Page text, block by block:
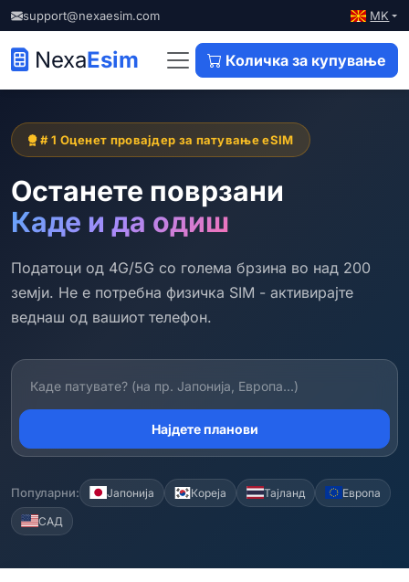
support@nexaesim.com MK
NexaEsim Количка за купување
# 1 Оценет провајдер за патување eSIM
Останете поврзани
Каде и да одиш
Податоци од 4G/5G со голема брзина во над 200
земји. Не е потребна физичка SIM - активирајте
веднаш од вашиот телефон.
Најдете планови
Популарни: Јапонија Кореја Тајланд Европа
САД